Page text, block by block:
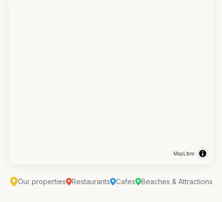
MapLibre
Our properties Restaurants Cafes Beaches & Attractions